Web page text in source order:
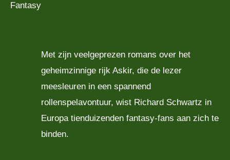
Fantasy
Met zijn veelgeprezen romans over het
geheimzinnige rijk Askir, die de lezer
meesleuren in een spannend
rollenspelavontuur, wist Richard Schwartz in
Europa tienduizenden fantasy-fans aan zich te
binden.